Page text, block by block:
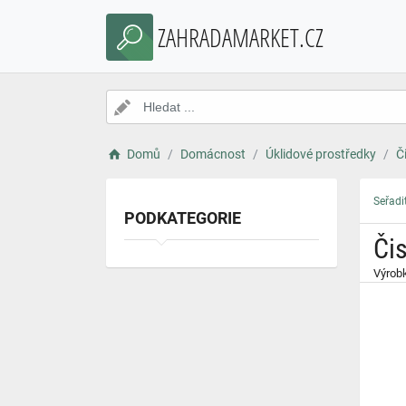
ZAHRADAMARKET.CZ
Domů Domácnost Úklidové prostředky
PODKATEGORIE